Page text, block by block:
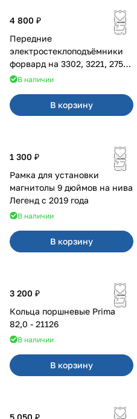
4 800 ₽
Передние
электростеклоподъёмники
форвард на 3302, 3221, 2752,
2217В наличии
В корзину
1 300 ₽
Рамка для установки
магнитолы 9 дюймов на нива
Легенд с 2019 года
В наличии
В корзину
3 200 ₽
Кольца поршневые Prima
82,0 - 21126
В наличии
В корзину
5 050 ₽